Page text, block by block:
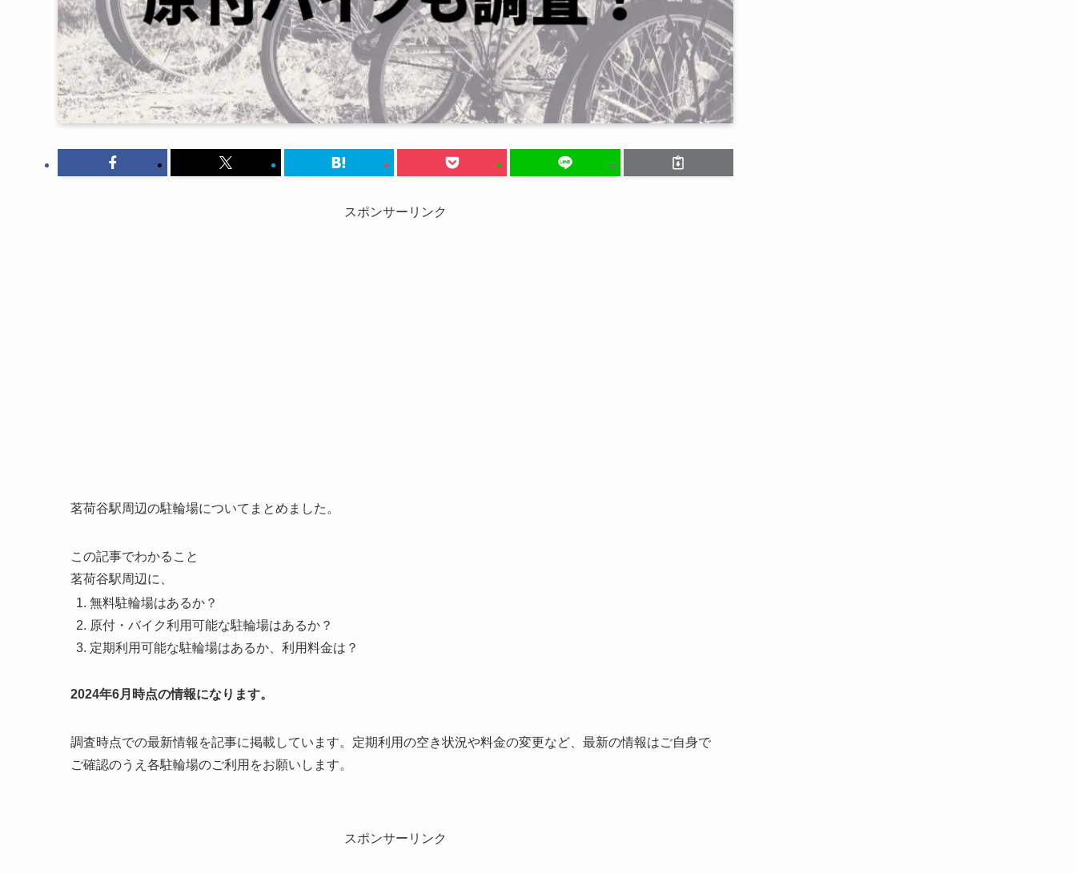
スポンサーリンク
茗荷谷駅周辺の駐輪場についてまとめました。
この記事でわかること
茗荷谷駅周辺に、
無料駐輪場はあるか？
原付・バイク利用可能な駐輪場はあるか？
定期利用可能な駐輪場はあるか、利用料金は？
2024年6月時点の情報になります。
調査時点での最新情報を記事に掲載しています。定期利用の空き状況や料金の変更など、最新の情報はご自身で
ご確認のうえ各駐輪場のご利用をお願いします。
スポンサーリンク